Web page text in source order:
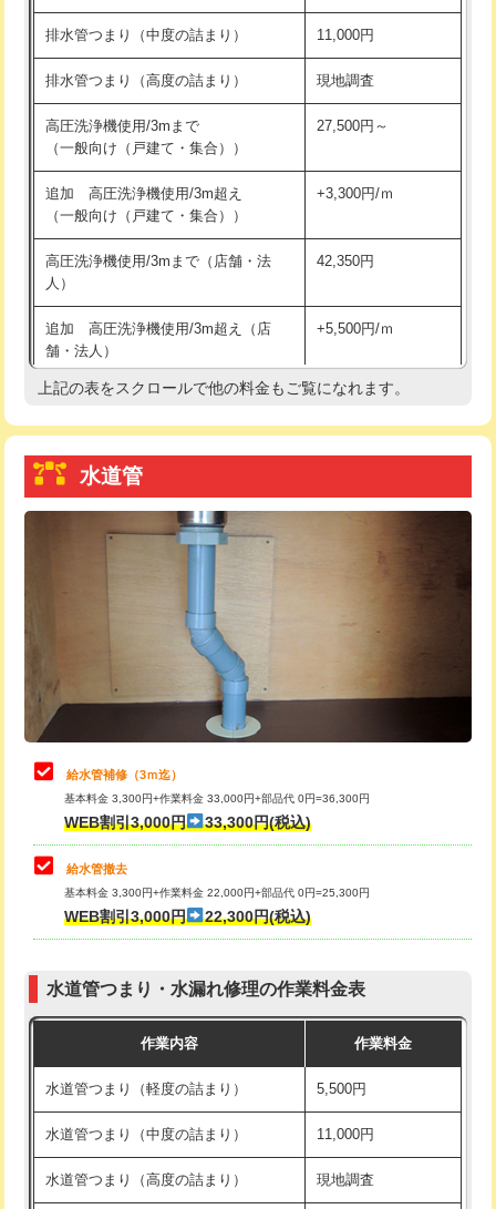
持込商品取付（浄水器・分岐水栓） 16,500円
給水管工事※（ホール加工) 16,500円
給水管工事※（バンド止め) 3,300円
給水管工事※（支持金具設置)
給水管工事※（保温材使用（バンド止
め込み）)
5,500円
給水管工事※（土の掘削・埋め戻し作
業)
11,000円
給水管工事※（塩ビ管（VP・HI）使
用/3ｍまで)
33,000円
給水管工事※（塩ビ管（VP・HI）使
+8,800円
給水管工事※（ライニング鋼管・銅
管・ポリ管・HT管使用/3ｍまで)
給水管工事※（ライニング鋼管・銅
管・ポリ管・HT管使用/3ｍ超え)
排水管工事（土の掘削・埋め戻し作
11,000円~
排水管工事（排水管工事/3ｍまで） 55,000円
排水管工事（追加 排水管工事/3ｍ超
マス交換（土の掘削・埋め戻し作業）
マス交換（深さ50㎝未満）
マス交換（深さ50㎝以上）
コンクリート斫り（厚さ10㎝まで）
モルタル補修（厚さ10㎝超え） 38,500円
洗面台設置 38,500円
化粧台設置 22,000円
追加人工 16,500円
排水管つまり（中度の詰まり） 11,000円
排水管つまり（高度の詰まり） 現地調査
高圧洗浄機使用/3mまで
（一般向け（戸建て・集合））
27,500円～
追加 高圧洗浄機使用/3m超え
（一般向け（戸建て・集合））
+3,300円/ｍ
高圧洗浄機使用/3mまで（店舗・法
人）
42,350円
追加 高圧洗浄機使用/3m超え（店
舗・法人）
+5,500円/ｍ
高度高圧洗浄換 現地調査
トーラー機使用/3mまで
追加トーラー機使用/3m超え
8,800円
止水・漏水調査・防水処理・清掃・修
理・調整・分解・加工など（軽作業）
11,000円
止水・漏水調査・防水処理・清掃・修
理・調整・分解・加工など（中作業）
止水・漏水調査・防水処理・清掃・修
理・調整・分解・加工など（重作業）
33,000円
その他部品の脱着
交換・取付（タンク）
式）)
式・ワンホール）)
交換・取付(排水栓・排水トラップ
22,000円+材料費
上記の表をスクロールで他の料金もご覧になれます。
水道管
給水管補修（3ｍ迄）
基本料金 3,300円+作業料金 33,000円+部品代 0円=36,300円
WEB割引3,000円 33,300円(税込)
給水管撤去
基本料金 3,300円+作業料金 22,000円+部品代 0円=25,300円
WEB割引3,000円 22,300円(税込)
水道管つまり・水漏れ修理の作業料金表
作業内容 作業料金
水道管つまり（軽度の詰まり） 5,500円
水道管つまり（中度の詰まり） 11,000円
水道管つまり（高度の詰まり） 現地調査